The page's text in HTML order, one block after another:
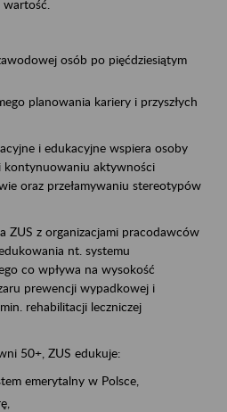
osób po pięćdziesiątym
planowania kariery i przyszłych
i edukacyjne wspiera osoby
kontynuowaniu aktywności
oraz przełamywaniu stereotypów
ZUS z organizacjami pracodawców
nt. systemu
co wpływa na wysokość
prewencji wypadkowej i
rehabilitacji leczniczej
50+, ZUS edukuje:
emerytalny w Polsce,